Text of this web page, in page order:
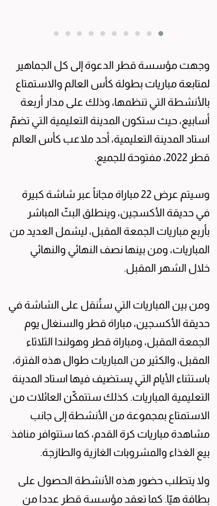
وجهت مؤسسة قطر الدعوة إلى كل الجماهير
لمتابعة مباريات بطولة كأس العالم والاستمتاع
بالأنشطة التي تنظمها، وذلك على مدار أربعة
أسابيع، حيث ستكون المدينة التعليمية التي تضمّ
استاد المدينة التعليمية، أحد ملاعب كأس العالم
قطر 2022، مفتوحة للجميع.
وسيتم عرض 22 مباراة مجاناً عبر شاشة كبيرة
في حديقة الأكسجين، وينطلق البثّ المباشر
بأربع مباريات الجمعة المقبل، ليشمل العديد من
المباريات، ومن بينها نصف النهائي والنهائي
خلال الشهر المقبل.
ومن بين المباريات التي ستُنقل على الشاشة في
حديقة الأكسجين، مباراة قطر والسنغال يوم
الجمعة المقبل، ومباراة قطر وهولندا الثلاثاء
المقبل، والكثير من المباريات طوال هذه الفترة،
باستثناء الأيام التي يستضيف فيها استاد المدينة
التعليمية المباريات. كذلك ستتمكّن العائلات من
الاستمتاع بمجموعة من الأنشطة إلى جانب
مشاهدة مباريات كرة القدم، كما ستتوافر منافذ
بيع الغذاء والمشروبات الغازية والطازجة.
ولا يتطلب حضور هذه الأنشطة الحصول على
بطاقة هيّا. كما تعقد مؤسسة قطر عددا من